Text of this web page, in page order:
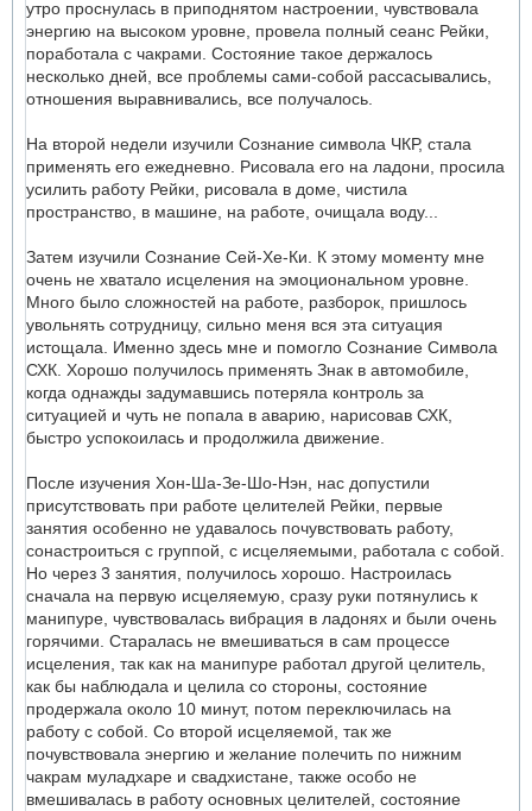
утро проснулась в приподнятом настроении, чувствовала
энергию на высоком уровне, провела полный сеанс Рейки,
поработала с чакрами. Состояние такое держалось
несколько дней, все проблемы сами-собой рассасывались,
отношения выравнивались, все получалось.
На второй недели изучили Сознание символа ЧКР, стала
применять его ежедневно. Рисовала его на ладони, просила
усилить работу Рейки, рисовала в доме, чистила
пространство, в машине, на работе, очищала воду...
Затем изучили Сознание Сей-Хе-Ки. К этому моменту мне
очень не хватало исцеления на эмоциональном уровне.
Много было сложностей на работе, разборок, пришлось
увольнять сотрудницу, сильно меня вся эта ситуация
истощала. Именно здесь мне и помогло Сознание Символа
СХК. Хорошо получилось применять Знак в автомобиле,
когда однажды задумавшись потеряла контроль за
ситуацией и чуть не попала в аварию, нарисовав СХК,
быстро успокоилась и продолжила движение.
После изучения Хон-Ша-Зе-Шо-Нэн, нас допустили
присутствовать при работе целителей Рейки, первые
занятия особенно не удавалось почувствовать работу,
сонастроиться с группой, с исцеляемыми, работала с собой.
Но через 3 занятия, получилось хорошо. Настроилась
сначала на первую исцеляемую, сразу руки потянулись к
манипуре, чувствовалась вибрация в ладонях и были очень
горячими. Старалась не вмешиваться в сам процессе
исцеления, так как на манипуре работал другой целитель,
как бы наблюдала и целила со стороны, состояние
продержала около 10 минут, потом переключилась на
работу с собой. Со второй исцеляемой, так же
почувствовала энергию и желание полечить по нижним
чакрам муладхаре и свадхистане, также особо не
вмешивалась в работу основных целителей, состояние